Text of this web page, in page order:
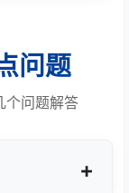
问题
个问题解答